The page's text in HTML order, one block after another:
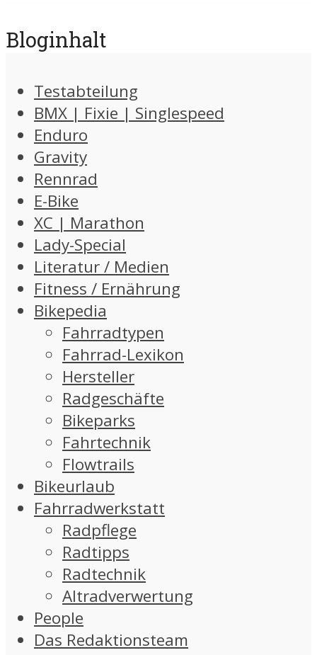
Bloginhalt
Testabteilung
BMX | Fixie | Singlespeed
Enduro
Gravity
Rennrad
E-Bike
XC | Marathon
Lady-Special
Literatur / Medien
Fitness / Ernährung
Bikepedia
Fahrradtypen
Fahrrad-Lexikon
Hersteller
Radgeschäfte
Bikeparks
Fahrtechnik
Flowtrails
Bikeurlaub
Fahrradwerkstatt
Radpflege
Radtipps
Radtechnik
Altradverwertung
People
Das Redaktionsteam